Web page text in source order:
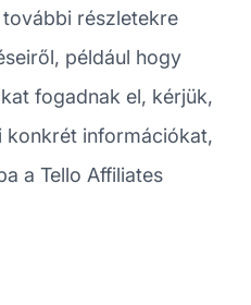
részletekre
például hogy
fogadnak el, kérjük,
konkrét információkat,
a Tello Affiliates